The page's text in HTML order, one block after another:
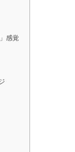
感覚